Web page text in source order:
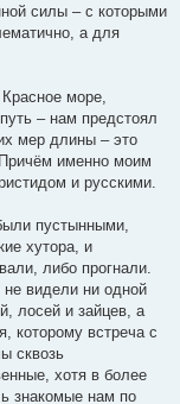
силы – с которыми
а для
море,
– нам предстоял
мер длины – это
именно моим
и русскими.
пустынными,
хутора, и
либо прогнали.
видели ни одной
лосей и зайцев, а
которому встреча с
сквозь
хотя в более
знакомые нам по